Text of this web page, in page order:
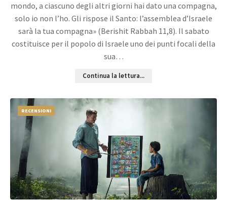
mondo, a ciascuno degli altri giorni hai dato una compagna,
solo io non l’ho. Gli rispose il Santo: l’assemblea d’Israele
sarà la tua compagna» (Berishit Rabbah 11,8). Il sabato
costituisce per il popolo di Israele uno dei punti focali della
sua…
Continua la lettura...
RECENSIONI